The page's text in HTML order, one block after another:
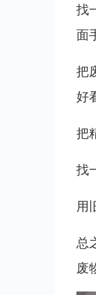
找
面
把
好
把
找
用
总
废